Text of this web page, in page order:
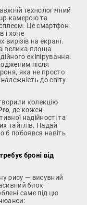
технологічний
камерою та
Це смартфон
і хоче
на екрані.
велика площа
екіпірування.
після
яка не просто
до світу
колекцію
, де кожен
надійності та
тайтлів. Надай
б побоявся навіть
броні від
рису — висувний
блок
саме під цю